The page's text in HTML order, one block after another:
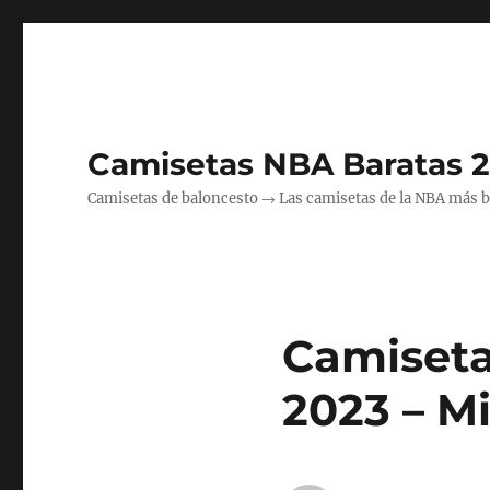
Camisetas NBA Baratas
Camisetas de baloncesto → Las camisetas de la NBA más
2023 –